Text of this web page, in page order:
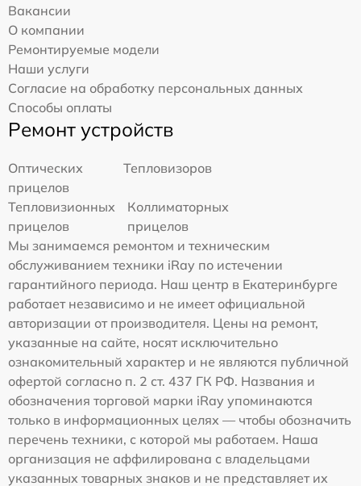
Вакансии
О компании
Ремонтируемые модели
Наши услуги
Согласие на обработку персональных данных
Способы оплаты
Ремонт устройств
Оптических
прицелов
Тепловизоров
Тепловизионных
прицелов
Коллиматорных
прицелов
Мы занимаемся ремонтом и техническим
обслуживанием техники iRay по истечении
гарантийного периода. Наш центр в Екатеринбурге
работает независимо и не имеет официальной
авторизации от производителя. Цены на ремонт,
указанные на сайте, носят исключительно
ознакомительный характер и не являются публичной
офертой согласно п. 2 ст. 437 ГК РФ. Названия и
обозначения торговой марки iRay упоминаются
только в информационных целях — чтобы обозначить
перечень техники, с которой мы работаем. Наша
организация не аффилирована с владельцами
указанных товарных знаков и не представляет их